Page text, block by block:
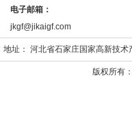
电子邮箱：
jkgf@jikaigf.com
地址： 河北省石家庄国家高新技
版权所有